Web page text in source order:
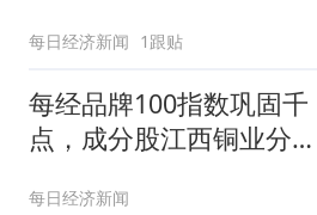
议商业航天、MLCC等行
业
每日经济新闻 1跟贴
每经品牌100指数巩固千
点，成分股江西铜业分拆
每日经济新闻